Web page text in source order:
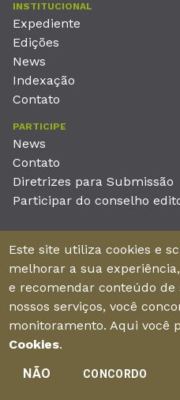
INSTITUCIONAL
Expediente
Edições
News
Indexação
Contato
PARTICIPE
News
Contato
Diretrizes para Submissão
Participar do conselho
Unieducar Inteligência
CNPJ: 05.569.970/0001-26
Av. Desembargador Moreira,
Aldeota
Fortaleza – Ceará - Brasil -
Enviar
Este site utiliza cookies e
melhorar a sua
e recomendar conteúdo
nossos serviços, você
monitoramento. Aqui você
Cookies.
NÃO
CONCORDO